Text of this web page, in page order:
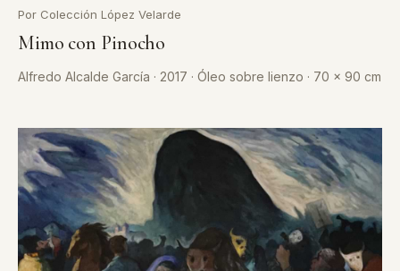
Por Colección López Velarde
Mimo con Pinocho
Alfredo Alcalde García · 2017 · Óleo sobre lienzo · 70 x 90 cm